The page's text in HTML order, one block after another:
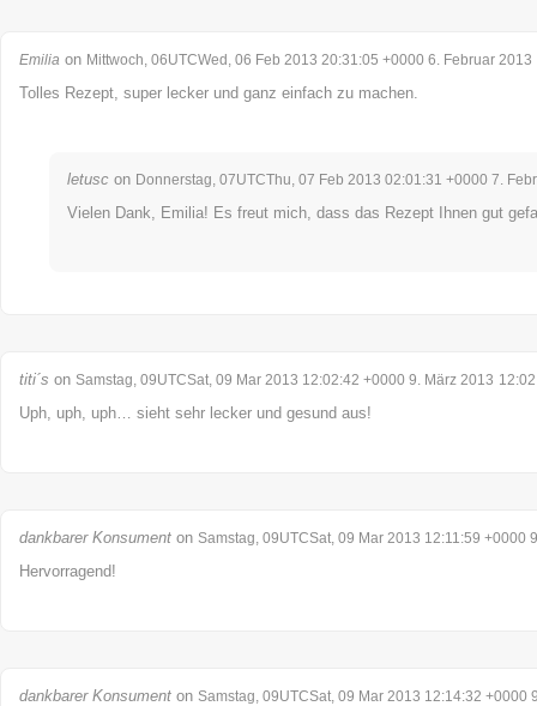
Emilia on Mittwoch, 06UTCWed, 06 Feb 2013 20:31:05 +0000 6. Februar 2013
Tolles Rezept, super lecker und ganz einfach zu machen.
letusc on Donnerstag, 07UTCThu, 07 Feb 2013 02:01:31 +0000 7.
Vielen Dank, Emilia! Es freut mich, dass das Rezept Ihnen gut
titi´s on Samstag, 09UTCSat, 09 Mar 2013 12:02:42 +0000 9. März 2013 12:02
Uph, uph, uph… sieht sehr lecker und gesund aus!
dankbarer Konsument on Samstag, 09UTCSat, 09 Mar 2013 12:11:59 +0000
Hervorragend!
dankbarer Konsument on Samstag, 09UTCSat, 09 Mar 2013 12:14:32 +0000